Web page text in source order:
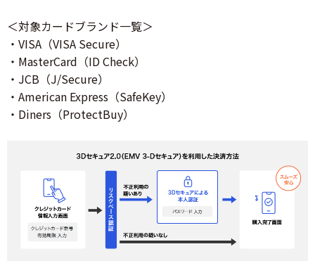
＜対象カードブランド一覧＞
・VISA（VISA Secure）
・MasterCard（ID Check）
・JCB（J/Secure）
・American Express（SafeKey）
・Diners（ProtectBuy）